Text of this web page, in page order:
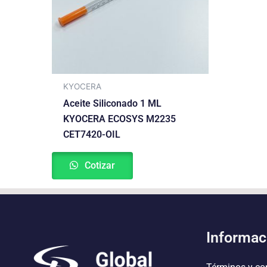
KYOCERA
Aceite Siliconado 1 ML
KYOCERA ECOSYS M2235
CET7420-OIL
Cotizar